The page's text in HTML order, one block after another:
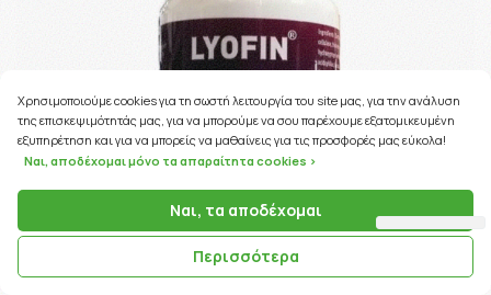
Χρησιμοποιούμε cookies για τη σωστή λειτουργία του site μας, για την ανάλυση
της επισκεψιμότητάς μας, για να μπορούμε να σου παρέχουμε εξατομικευμένη
εξυπηρέτηση και για να μπορείς να μαθαίνεις για τις προσφορές μας εύκολα!
Ναι, αποδέχομαι μόνο τα απαραίτητα cookies >
Ναι, τα αποδέχομαι
Περισσότερα